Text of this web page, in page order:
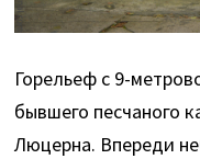
Горельеф с 9-
бывшего песчаного
Люцерна. Впереди